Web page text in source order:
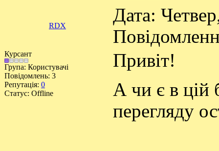
RDX
Дата:
Курсант
Група: Користувачі
Повідомлень: 3
Репутація: 0
Статус: Offline
Привіт!
А чи є в цій
перегляду